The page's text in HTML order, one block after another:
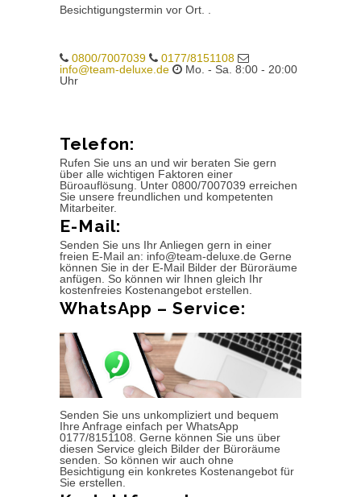
Besichtigungstermin vor Ort. .
0800/7007039
0177/8151108
info@team-deluxe.de
Mo. - Sa. 8:00 - 20:00
Uhr
Telefon:
Rufen Sie uns an und wir beraten Sie gern
über alle wichtigen Faktoren einer
Büroauflösung. Unter 0800/7007039 erreichen
Sie unsere freundlichen und kompetenten
Mitarbeiter.
E-Mail:
Senden Sie uns Ihr Anliegen gern in einer
freien E-Mail an: info@team-deluxe.de Gerne
können Sie in der E-Mail Bilder der Büroräume
anfügen. So können wir Ihnen gleich Ihr
kostenfreies Kostenangebot erstellen.
WhatsApp – Service:
Senden Sie uns unkompliziert und bequem
Ihre Anfrage einfach per WhatsApp
0177/8151108. Gerne können Sie uns über
diesen Service gleich Bilder der Büroräume
senden. So können wir auch ohne
Besichtigung ein konkretes Kostenangebot für
Sie erstellen.